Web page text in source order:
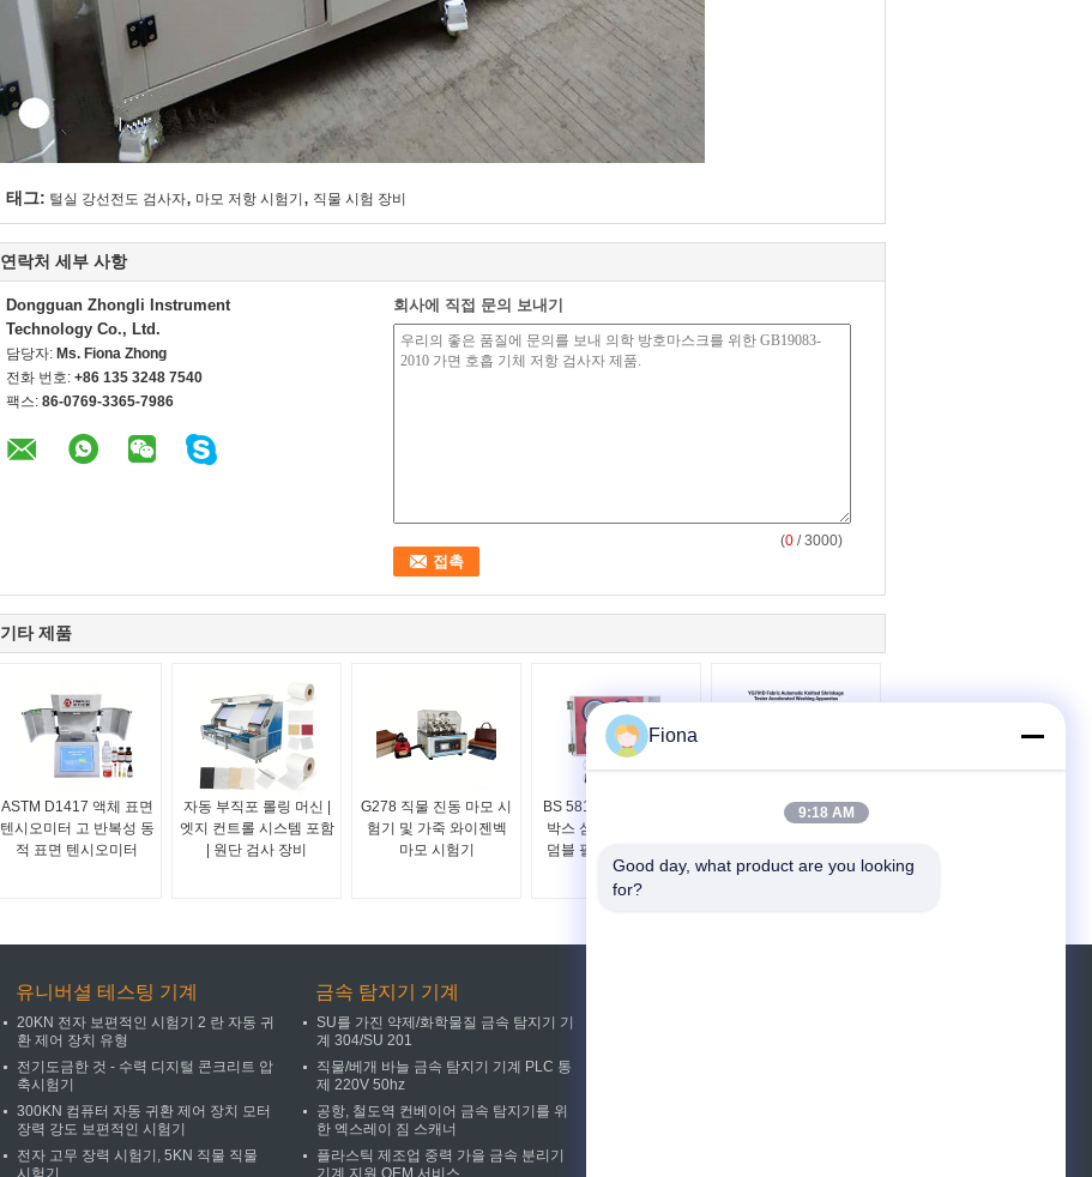
태그: 털실 강선전도 검사자, 마모 저항 시험기 , 직물 시험 장비
연락처 세부 사항
Dongguan Zhongli Instrument
Technology Co., Ltd.
담당자: Ms. Fiona Zhong
전화 번호: +86 135 3248 7540
팩스: 86-0769-3365-7986
회사에 직접 문의 보내기
(0 / 3000)
기타 제품
ASTM D1417 액체 표면
텐시오미터 고 반복성 동
적 표면 텐시오미터
자동 부직포 롤링 머신 |
엣지 컨트롤 시스템 포함
| 원단 검사 장비
G278 직물 진동 마모 시
험기 및 가죽 와이젠벡
마모 시험기
BS 5811 IWS TM152 4
박스 섬유 직물 무작위
덤블 필링 테스트 머신
YG701D 직물 자동 니트
수축 시험기 가속 세탁
유니버셜 테스팅 기계
20KN 전자 보편적인 시험기 2 란 자동 귀
환 제어 장치 유형
전기도금한 것 - 수력 디지털 콘크리트 압
축시험기
300KN 컴퓨터 자동 귀환 제어 장치 모터
장력 강도 보편적인 시험기
전자 고무 장력 시험기, 5KN 직물 직물
시험기
금속 탐지기 기계
SU를 가진 약제/화학물질 금속 탐지기 기
계 304/SU 201
직물/베개 바늘 금속 탐지기 기계 PLC 통
제 220V 50hz
공항, 철도역 컨베이어 금속 탐지기를 위
한 엑스레이 짐 스캐너
플라스틱 제조업 중력 가을 금속 분리기
기계 지원 OEM 서비스
Fiona
9:18 AM
Good day, what product are you looking
for?